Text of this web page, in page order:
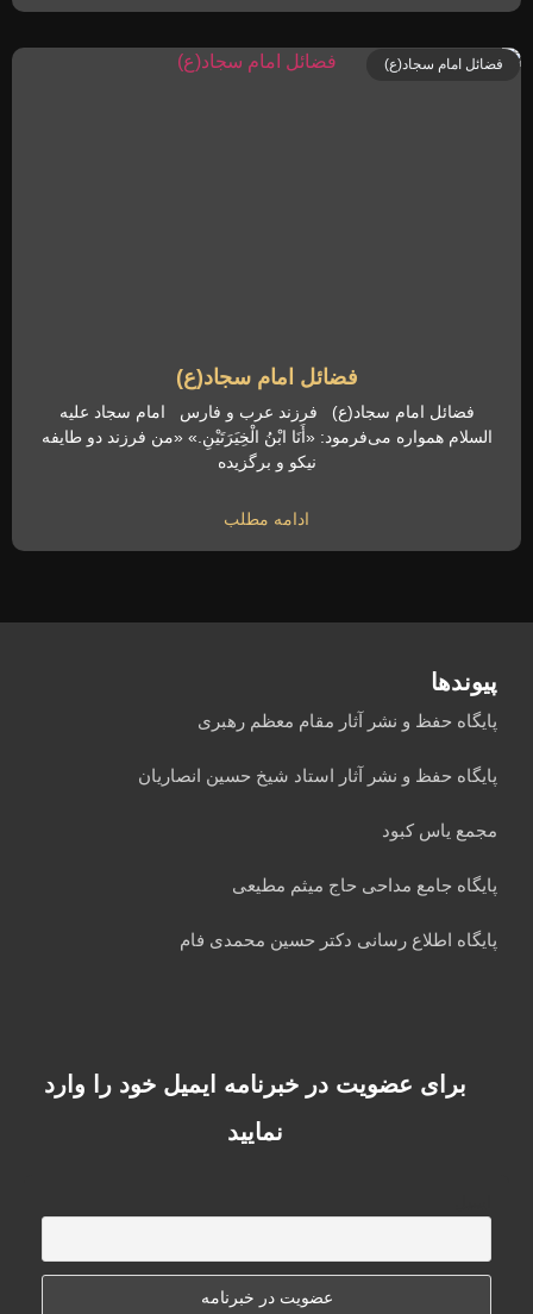
فضائل امام سجاد(ع)
فضائل امام سجاد(ع)
فضائل امام سجاد(ع) فرزند عرب و فارس امام سجاد علیه
السلام همواره می‌فرمود: «أَنَا ابْنُ الْخِیَرَتَیْنِ.» «من فرزند دو طایفه
نیکو و برگزیده
ادامه مطلب
پیوندها
پایگاه حفظ و نشر آثار مقام معظم رهبری
پایگاه حفظ و نشر آثار استاد شیخ حسین انصاریان
مجمع یاس کبود
پایگاه جامع مداحی حاج میثم مطیعی
پایگاه اطلاع رسانی دکتر حسین محمدی فام
برای عضویت در خبرنامه ایمیل خود را وارد
نمایید